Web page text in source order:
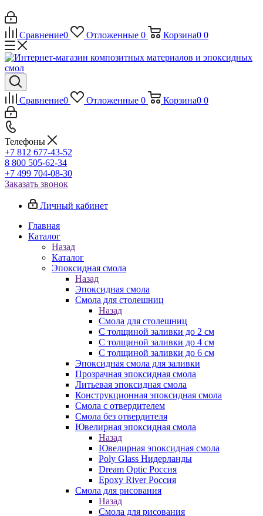
Сравнение0 Отложенные 0 Корзина0 0
Сравнение0 Отложенные 0 Корзина0 0
Телефоны
+7 812 677-43-52
8 800 505-62-34
+7 499 704-08-30
Заказать звонок
Личный кабинет
Главная
Каталог
Назад
Каталог
Эпоксидная смола
Назад
Эпоксидная смола
Смола для столешниц
Назад
Смола для столешниц
С толщиной заливки до 2 см
С толщиной заливки до 4 см
С толщиной заливки до 6 см
Эпоксидная смола для заливки
Прозрачная эпоксидная смола
Литьевая эпоксидная смола
Конструкционная эпоксидная смола
Смола с отвердителем
Смола без отвердителя
Ювелирная эпоксидная смола
Назад
Ювелирная эпоксидная смола
Poly Glass Нидерланды
Dream Optic Россия
Epoxy River Россия
Смола для рисования
Назад
Смола для рисования